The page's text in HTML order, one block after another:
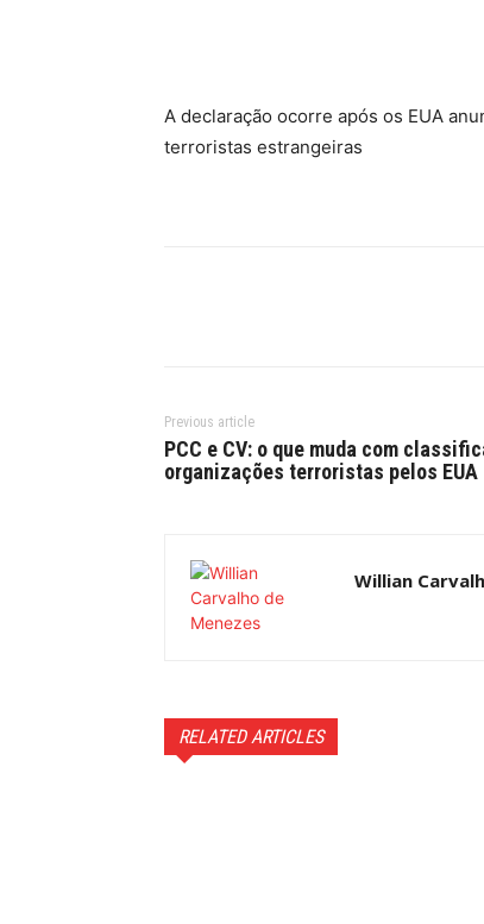
A declaração ocorre após os EUA
terroristas estrangeiras
Previous article
PCC e CV: o que muda com
organizações terroristas pelos EUA
Willian
RELATED ARTICLES